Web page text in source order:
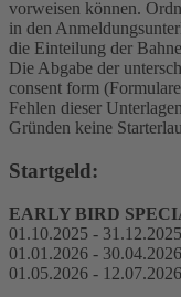
vorweisen können.
in den
die Einteilung der
Die Abgabe der
consent form
Fehlen dieser
Gründen keine
Startgeld:
EARLY BIRD
01.10.2025 -
01.01.2026 -
01.05.2026 -